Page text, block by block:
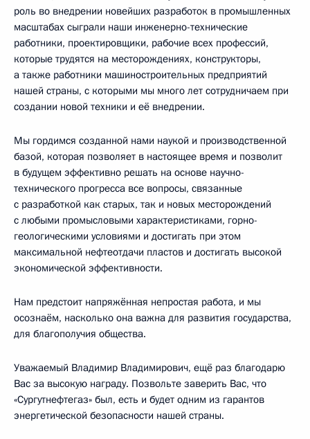
роль во внедрении новейших разработок в промышленных
масштабах сыграли наши инженерно-технические
работники, проектировщики, рабочие всех профессий,
которые трудятся на месторождениях, конструкторы,
а также работники машиностроительных предприятий
нашей страны, с которыми мы много лет сотрудничаем при
создании новой техники и её внедрении.
Мы гордимся созданной нами наукой и производственной
базой, которая позволяет в настоящее время и позволит
в будущем эффективно решать на основе научно-
технического прогресса все вопросы, связанные
с разработкой как старых, так и новых месторождений
с любыми промысловыми характеристиками, горно-
геологическими условиями и достигать при этом
максимальной нефтеотдачи пластов и достигать высокой
экономической эффективности.
Нам предстоит напряжённая непростая работа, и мы
осознаём, насколько она важна для развития государства,
для благополучия общества.
Уважаемый Владимир Владимирович, ещё раз благодарю
Вас за высокую награду. Позвольте заверить Вас, что
«Сургутнефтегаз» был, есть и будет одним из гарантов
энергетической безопасности нашей страны.